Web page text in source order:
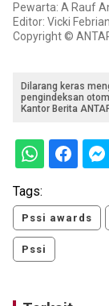
Pewarta: A Rauf
Editor: Vicki
Copyright ©
Dilarang keras
pengindeksan
Kantor Berita
Tags:
Pssi awards
Pssi